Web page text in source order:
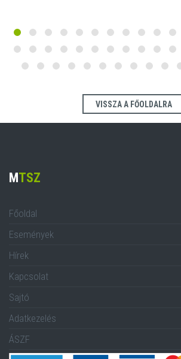
VISSZA A FŐOLDALRA
MTSZ
Főoldal
Események
Hírek
Kapcsolat
Sajtó
Adatkezelés
ÁSZF